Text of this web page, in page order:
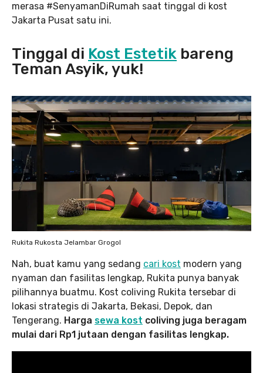
merasa #SenyamanDiRumah saat tinggal di kost
Jakarta Pusat satu ini.
Tinggal di Kost Estetik bareng
Teman Asyik, yuk!
Rukita Rukosta Jelambar Grogol
Nah, buat kamu yang sedang cari kost modern yang
nyaman dan fasilitas lengkap, Rukita punya banyak
pilihannya buatmu. Kost coliving Rukita tersebar di
lokasi strategis di Jakarta, Bekasi, Depok, dan
Tengerang. Harga sewa kost coliving juga beragam
mulai dari Rp1 jutaan dengan fasilitas lengkap.